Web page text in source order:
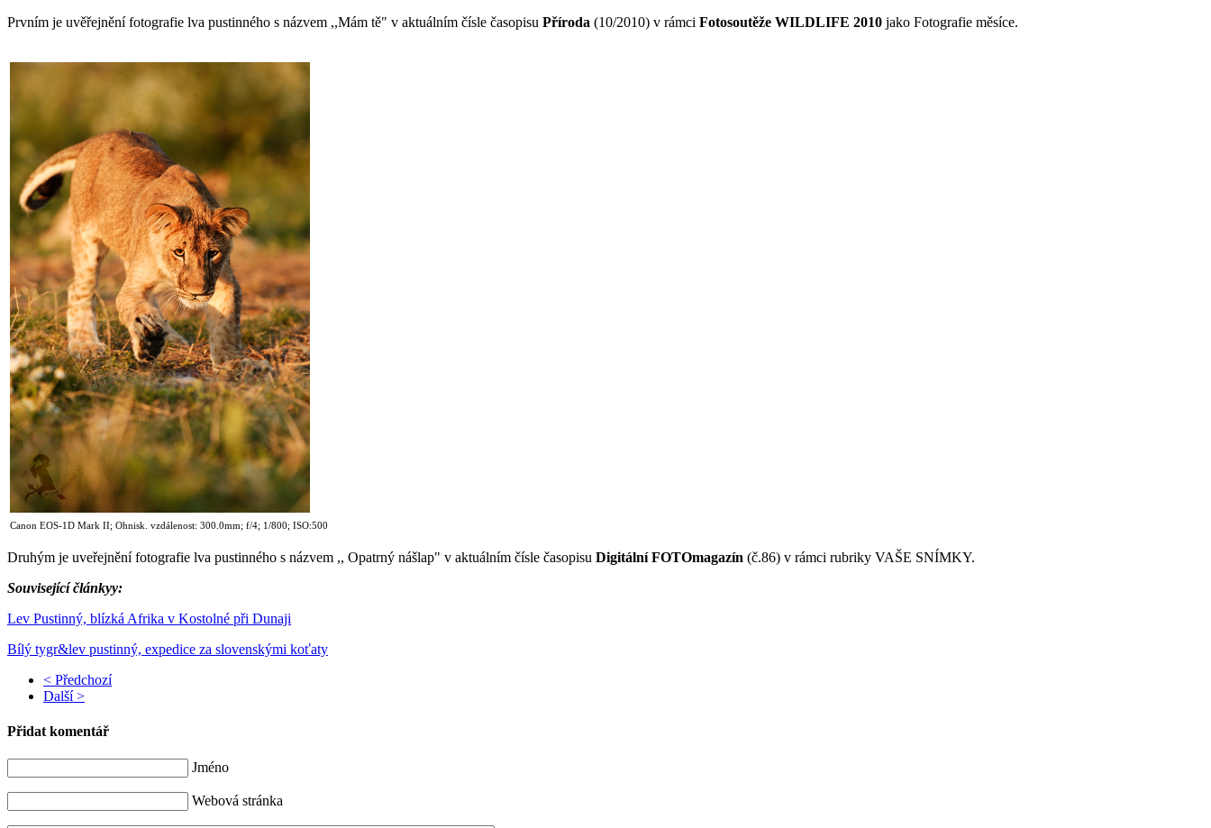
Prvním je uvěřejnění fotografie lva pustinného s názvem ,,Mám tě" v aktuálním čísle časopisu Příroda (10/2010) v rámci Fotosoutěže WILDLIFE 2010 jako Fotografie měsíce.
Canon EOS-1D Mark II; Ohnisk. vzdálenost: 300.0mm; f/4; 1/800; ISO:500
Druhým je uveřejnění fotografie lva pustinného s názvem ,, Opatrný nášlap" v aktuálním čísle časopisu Digitální FOTOmagazín (č.86) v rámci rubriky VAŠE SNÍMKY.
Související článkyy:
Lev Pustinný, blízká Afrika v Kostolné při Dunaji
Bílý tygr&lev pustinný, expedice za slovenskými koťaty
< Předchozí
Další >
Přidat komentář
Jméno
Webová stránka